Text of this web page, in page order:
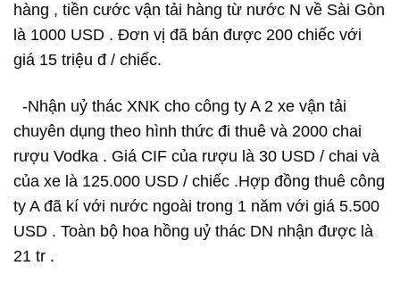
hàng , tiền cước vận tải hàng từ nước N về Sài Gòn
là 1000 USD . Đơn vị đã bán được 200 chiếc với
giá 15 triệu đ / chiếc.
-Nhận uỷ thác XNK cho công ty A 2 xe vận tải
chuyên dụng theo hình thức đi thuê và 2000 chai
rượu Vodka . Giá CIF của rượu là 30 USD / chai và
của xe là 125.000 USD / chiếc .Hợp đồng thuê công
ty A đã kí với nước ngoài trong 1 năm với giá 5.500
USD . Toàn bộ hoa hồng uỷ thác DN nhận được là
21 tr .